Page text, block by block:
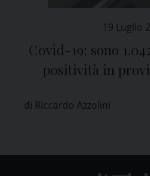
19 Luglio
Covid-19: sono
positività in
di Riccardo Azzolini